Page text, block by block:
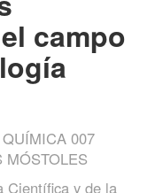
campo
007
MÓSTOLES
Científica y de la